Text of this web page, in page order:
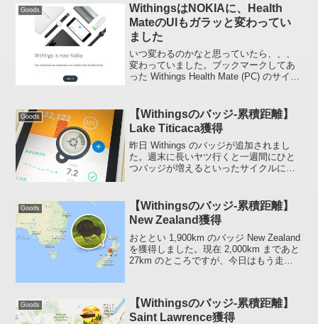
て...
Goods
WithingsはNOKIAに、Health
MateのUIもガラッと変わってい
ました
いつ変わるのかなと思っていたら、、、
変わっていました。ブックマークしてあ
った Withings Health Mate (PC) のサイン
GOT...
Goods
【Withingsのバッジ-累積距離】
Lake Titicaca獲得
昨日 Withings のバッジが追加されまし
た。週末に長いヤツ行くと一週間にひと
つバッジが増えるといったサイクルにな
いうものでした。チチカカ...
Goods
【Withingsのバッジ-累積距離】
New Zealand獲得
おととい 1,900km のバッジ New Zealand
を獲得しました。現在 2,000km まであと
27km のところですが、今日はもう走っ
Goods
【Withingsのバッジ-累積距離】
Saint Lawrence獲得